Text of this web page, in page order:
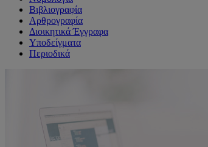
Βιβλιογραφία
Αρθρογραφία
Διοικητικά Έγγραφα
Υποδείγματα
Περιοδικά